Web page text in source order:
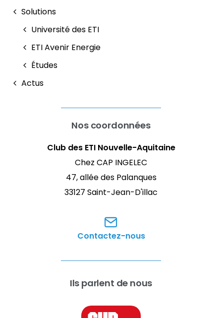
Solutions
Université des ETI
ETI Avenir Energie
Études
Actus
Nos coordonnées
Club des ETI Nouvelle-Aquitaine
Chez CAP INGELEC
47, allée des Palanques
33127 Saint-Jean-D'illac
Contactez-nous
Ils parlent de nous